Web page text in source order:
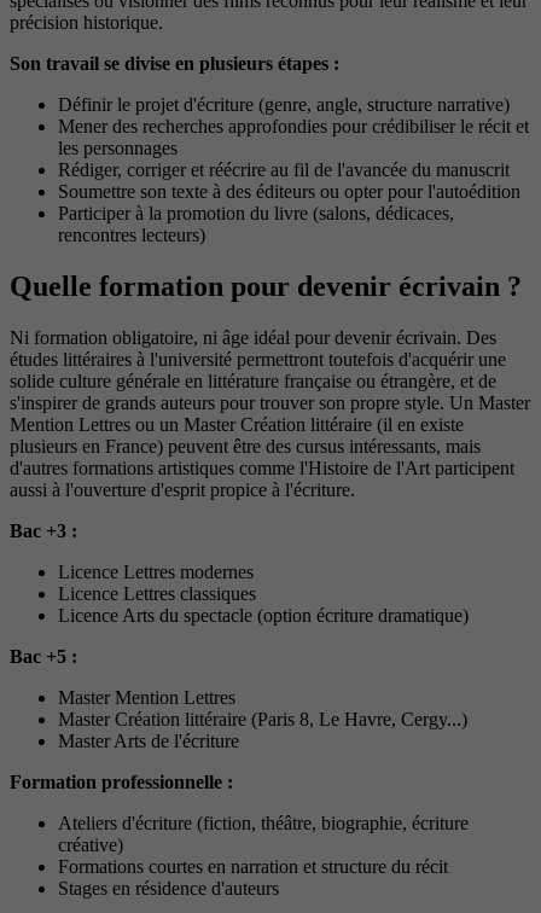
précision historique.
Son travail se divise en plusieurs étapes :
Définir le projet d'écriture (genre, angle, structure narrative)
Mener des recherches approfondies pour crédibiliser le récit et
les personnages
Rédiger, corriger et réécrire au fil de l'avancée du manuscrit
Soumettre son texte à des éditeurs ou opter pour l'autoédition
Participer à la promotion du livre (salons, dédicaces,
rencontres lecteurs)
Quelle formation pour devenir écrivain ?
Ni formation obligatoire, ni âge idéal pour devenir écrivain. Des
études littéraires à l'université permettront toutefois d'acquérir une
solide culture générale en littérature française ou étrangère, et de
s'inspirer de grands auteurs pour trouver son propre style. Un Master
Mention Lettres ou un Master Création littéraire (il en existe
plusieurs en France) peuvent être des cursus intéressants, mais
d'autres formations artistiques comme l'Histoire de l'Art participent
aussi à l'ouverture d'esprit propice à l'écriture.
Bac +3 :
Licence Lettres modernes
Licence Lettres classiques
Licence Arts du spectacle (option écriture dramatique)
Bac +5 :
Master Mention Lettres
Master Création littéraire (Paris 8, Le Havre, Cergy...)
Master Arts de l'écriture
Formation professionnelle :
Ateliers d'écriture (fiction, théâtre, biographie, écriture
créative)
Formations courtes en narration et structure du récit
Stages en résidence d'auteurs